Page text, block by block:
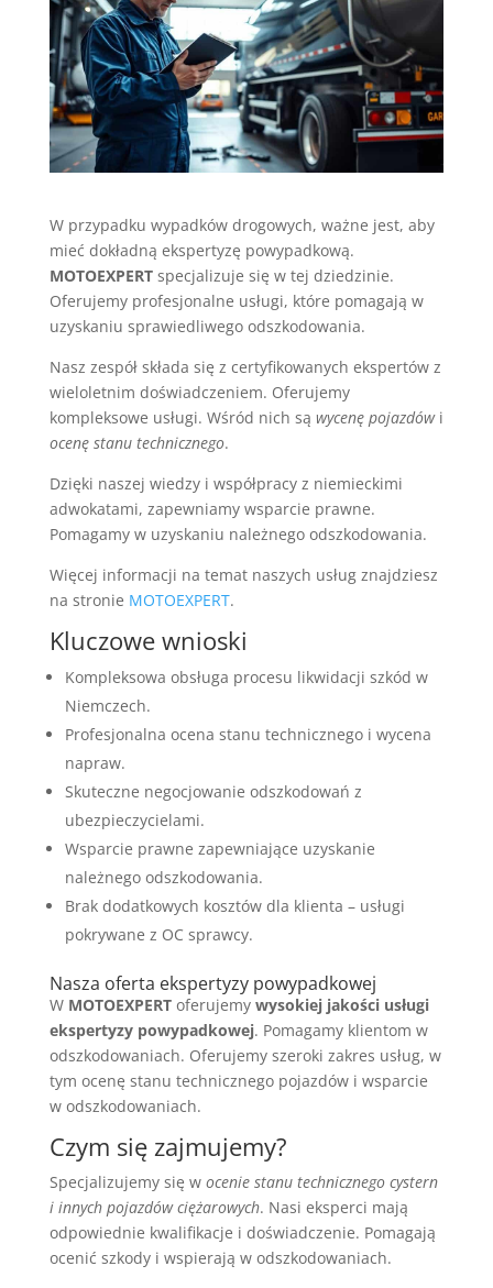
W przypadku wypadków drogowych, ważne jest, aby
mieć dokładną ekspertyzę powypadkową.
MOTOEXPERTspecjalizuje się w tej dziedzinie.
Oferujemy profesjonalne usługi, które pomagają w
uzyskaniu sprawiedliwego odszkodowania.
Nasz zespół składa się z certyfikowanych ekspertów z
wieloletnim doświadczeniem. Oferujemy
kompleksowe usługi. Wśród nich są wycenę pojazdówi
ocenę stanu technicznego.
Dzięki naszej wiedzy i współpracy z niemieckimi
adwokatami, zapewniamy wsparcie prawne.
Pomagamy w uzyskaniu należnego odszkodowania.
Więcej informacji na temat naszych usług znajdziesz
na stronie MOTOEXPERT.
Kluczowe wnioski
Kompleksowa obsługa procesu likwidacji szkód w
Niemczech.
Profesjonalna ocena stanu technicznego i wycena
napraw.
Skuteczne negocjowanie odszkodowań z
ubezpieczycielami.
Wsparcie prawne zapewniające uzyskanie
należnego odszkodowania.
Brak dodatkowych kosztów dla klienta – usługi
pokrywane z OC sprawcy.
Nasza oferta ekspertyzy powypadkowej
W MOTOEXPERToferujemy wysokiej jakości usługi
ekspertyzy powypadkowej. Pomagamy klientom w
odszkodowaniach. Oferujemy szeroki zakres usług, w
tym ocenę stanu technicznego pojazdów i wsparcie
w odszkodowaniach.
Czym się zajmujemy?
Specjalizujemy się w ocenie stanu technicznego cystern
i innych pojazdów ciężarowych. Nasi eksperci mają
odpowiednie kwalifikacje i doświadczenie. Pomagają
ocenić szkody i wspierają w odszkodowaniach.